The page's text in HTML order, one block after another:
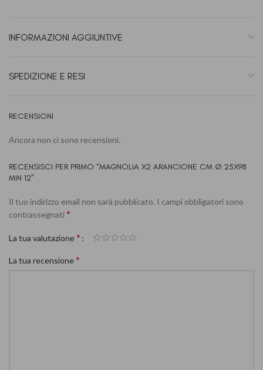
INFORMAZIONI AGGIUNTIVE
SPEDIZIONE E RESI
RECENSIONI
Ancora non ci sono recensioni.
RECENSISCI PER PRIMO “MAGNOLIA X2 ARANCIONE CM Ø 25X98
MIN 12”
Il tuo indirizzo email non sarà pubblicato. I campi obbligatori sono
contrassegnati*
La tua valutazione*
La tua recensione*